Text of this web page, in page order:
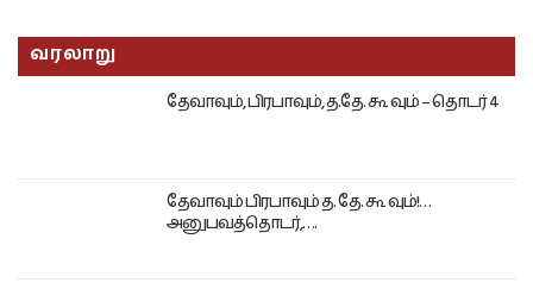
வரலாறு
தேவாவும், பிரபாவும், த.தே. கூ வும் – தொடர் 4
தேவாவும் பிரபாவும் த. தே. கூ வும்!…
அனுபவத்தொடர்,….